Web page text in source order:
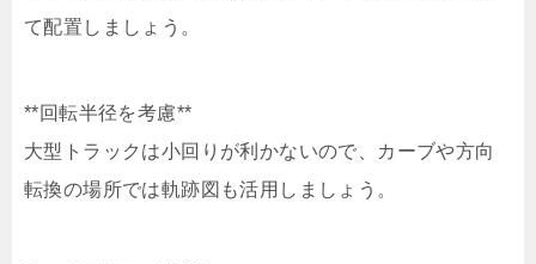
て配置しましょう。
**回転半径を考慮**
大型トラックは小回りが利かないので、カーブや方向
転換の場所では軌跡図も活用しましょう。